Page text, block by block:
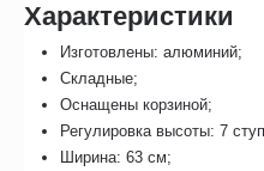
Характеристики
Изготовлены: алюминий;
Складные;
Оснащены корзиной;
Регулировка высоты: 7
Ширина: 63 см;